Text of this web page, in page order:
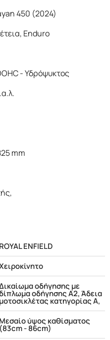
450 (2024)
Enduro
- Υδρόψυκτος
mm
ROYAL ENFIELD
οδήγησης με
οδήγησης Α2, Άδεια
μοτοσικλέτας κατηγορίας Α,
Μεσαίο ύψος καθίσματος
(83cm - 86cm)